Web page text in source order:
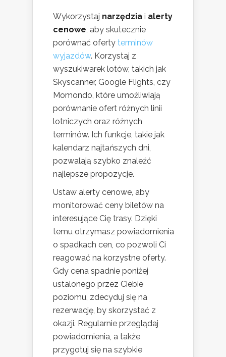
Wykorzystaj narzędzia i alerty
cenowe , aby skutecznie
porównać oferty terminów
wyjazdów. Korzystaj z
wyszukiwarek lotów, takich jak
Skyscanner, Google Flights, czy
Momondo, które umożliwiają
porównanie ofert różnych linii
lotniczych oraz różnych
terminów. Ich funkcje, takie jak
kalendarz najtańszych dni,
pozwalają szybko znaleźć
najlepsze propozycje.
Ustaw alerty cenowe, aby
monitorować ceny biletów na
interesujące Cię trasy. Dzięki
temu otrzymasz powiadomienia
o spadkach cen, co pozwoli Ci
reagować na korzystne oferty.
Gdy cena spadnie poniżej
ustalonego przez Ciebie
poziomu, zdecyduj się na
rezerwację, by skorzystać z
okazji. Regularnie przeglądaj
powiadomienia, a także
przygotuj się na szybkie